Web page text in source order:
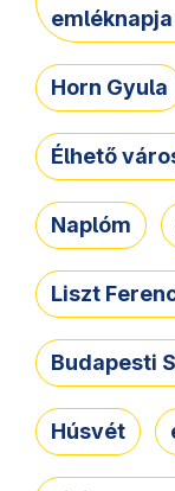
emléknapja
Horn Gyula
Élhető
Naplóm
Liszt
Budapesti
Húsvét